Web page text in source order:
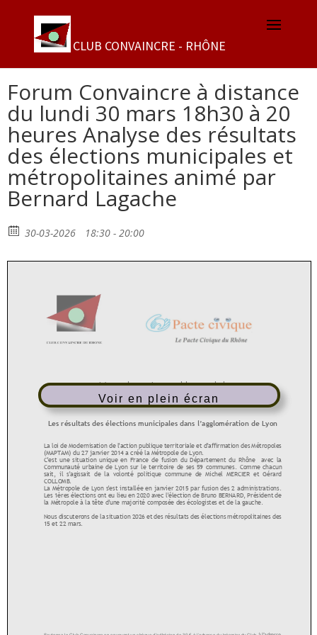
Forum Convaincre à distance
du lundi 30 mars 18h30 à 20
heures Analyse des résultats
des élections municipales et
métropolitaines animé par
Bernard Lagache
30-03-2026 18:30 - 20:00
Voir en plein écran